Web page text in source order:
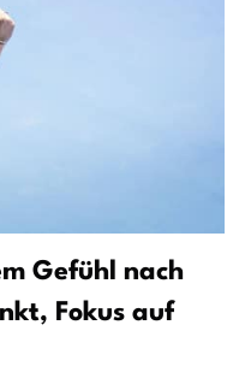
Gefühl nach
Fokus auf